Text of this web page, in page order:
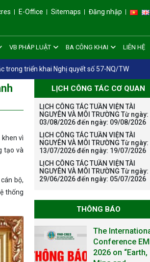
E-Office Sitemaps Đăng nhập
VB PHÁP LUẬT BA CÔNG KHAI LIÊN HỆ
trong triển khai Nghị quyết số 57-NQ/TW
vì
tạo và
bộ,
thống
LỊCH CÔNG TÁC CƠ QUAN
LỊCH CÔNG TÁC TUẦN VIỆN TÀI
NGUYÊN VÀ MÔI TRƯỜNG Từ ngày:
03/08/2026 đến ngày: 09/08/2026
LỊCH CÔNG TÁC TUẦN VIỆN TÀI
NGUYÊN VÀ MÔI TRƯỜNG Từ ngày:
13/07/2026 đến ngày: 19/07/2026
LỊCH CÔNG TÁC TUẦN VIỆN TÀI
NGUYÊN VÀ MÔI TRƯỜNG Từ ngày:
29/06/2026 đến ngày: 05/07/2026
THÔNG BÁO
The
Conference
2026 on “Earth,
Mine and